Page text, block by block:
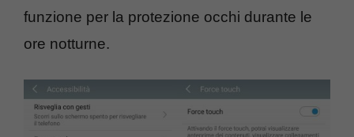
funzione per la protezione occhi durante le
ore notturne.